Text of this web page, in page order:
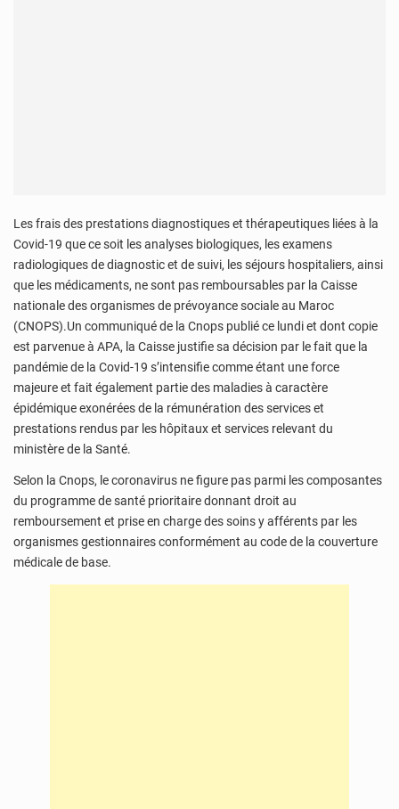
Les frais des prestations diagnostiques et thérapeutiques liées à la
Covid-19 que ce soit les analyses biologiques, les examens
radiologiques de diagnostic et de suivi, les séjours hospitaliers, ainsi
que les médicaments, ne sont pas remboursables par la Caisse
nationale des organismes de prévoyance sociale au Maroc
(CNOPS).Un communiqué de la Cnops publié ce lundi et dont copie
est parvenue à APA, la Caisse justifie sa décision par le fait que la
pandémie de la Covid-19 s’intensifie comme étant une force
majeure et fait également partie des maladies à caractère
épidémique exonérées de la rémunération des services et
prestations rendus par les hôpitaux et services relevant du
ministère de la Santé.
Selon la Cnops, le coronavirus ne figure pas parmi les composantes
du programme de santé prioritaire donnant droit au
remboursement et prise en charge des soins y afférents par les
organismes gestionnaires conformément au code de la couverture
médicale de base.